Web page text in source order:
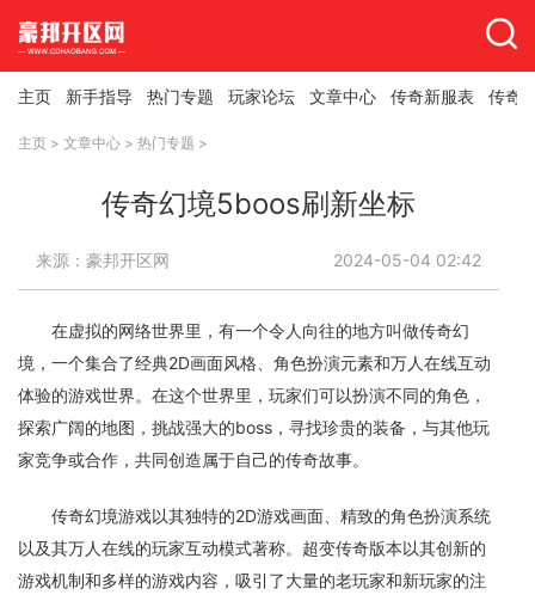
主页 新手指导 热门专题 玩家论坛 文章中心 传奇新服表 传奇
主页 > 文章中心 > 热门专题 >
传奇幻境5boos刷新坐标
来源：豪邦开区网 2024-05-04 02:42
在虚拟的网络世界里，有一个令人向往的地方叫做传奇幻
境，一个集合了经典2D画面风格、角色扮演元素和万人在线互动
体验的游戏世界。在这个世界里，玩家们可以扮演不同的角色，
探索广阔的地图，挑战强大的boss，寻找珍贵的装备，与其他玩
家竞争或合作，共同创造属于自己的传奇故事。
传奇幻境游戏以其独特的2D游戏画面、精致的角色扮演系统
以及其万人在线的玩家互动模式著称。超变传奇版本以其创新的
游戏机制和多样的游戏内容，吸引了大量的老玩家和新玩家的注